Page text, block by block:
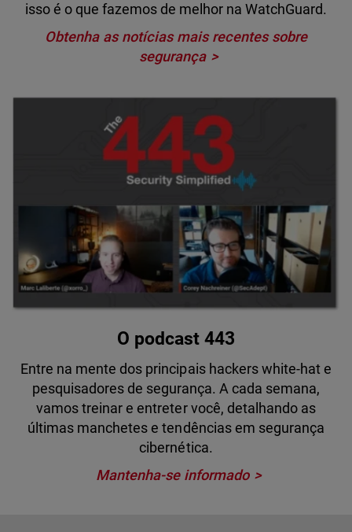
isso é o que fazemos de melhor na WatchGuard.
Obtenha as notícias mais recentes sobre
segurança
O podcast 443
Entre na mente dos principais hackers white-hat e
pesquisadores de segurança. A cada semana,
vamos treinar e entreter você, detalhando as
últimas manchetes e tendências em segurança
cibernética.
Mantenha-se informado